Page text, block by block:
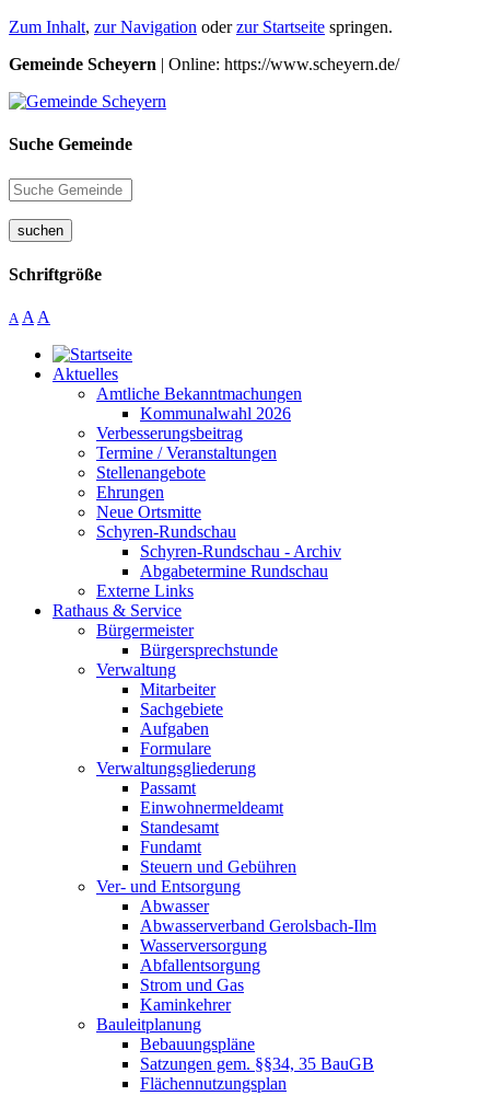
Zum Inhalt, zur Navigation oderzur Startseite springen.
Gemeinde Scheyern | Online: https://www.scheyern.de/
Suche Gemeinde
suchen
Schriftgröße
A A A
Aktuelles
Amtliche Bekanntmachungen
Kommunalwahl 2026
Verbesserungsbeitrag
Termine / Veranstaltungen
Stellenangebote
Ehrungen
Neue Ortsmitte
Schyren-Rundschau
Schyren-Rundschau - Archiv
Abgabetermine Rundschau
Externe Links
Rathaus & Service
Bürgermeister
Bürgersprechstunde
Verwaltung
Mitarbeiter
Sachgebiete
Aufgaben
Formulare
Verwaltungsgliederung
Passamt
Einwohnermeldeamt
Standesamt
Fundamt
Steuern und Gebühren
Ver- und Entsorgung
Abwasser
Abwasserverband Gerolsbach-Ilm
Wasserversorgung
Abfallentsorgung
Strom und Gas
Kaminkehrer
Bauleitplanung
Bebauungspläne
Satzungen gem. §§34, 35 BauGB
Flächennutzungsplan